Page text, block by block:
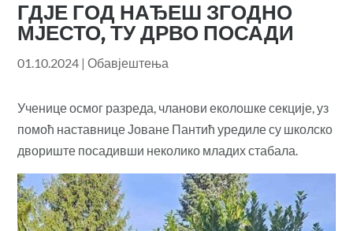
ГДЈЕ ГОД НАЂЕШ ЗГОДНО
МЈЕСТО, ТУ ДРВО ПОСАДИ
01.10.2024 |Обавјештења
Ученице осмог разреда, чланови еколошке секције, уз
помоћ наставнице Јоване Пантић уредиле су школско
двориште посадивши неколико младих стабала.